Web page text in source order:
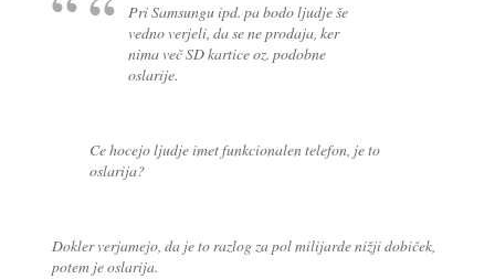
Pri Samsungu ipd. pa bodo ljudje še
vedno verjeli, da se ne prodaja, ker
nima več SD kartice oz. podobne
oslarije.
Ce hocejo ljudje imet funkcionalen telefon, je to
oslarija?
Dokler verjamejo, da je to razlog za pol milijarde nižji dobiček,
potem je oslarija.